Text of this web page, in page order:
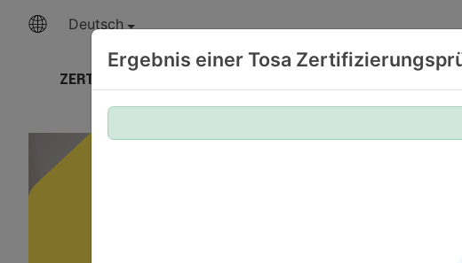
Deutsch
ZERTIFIZIERUNGEN
Ergebnis einer Tosa